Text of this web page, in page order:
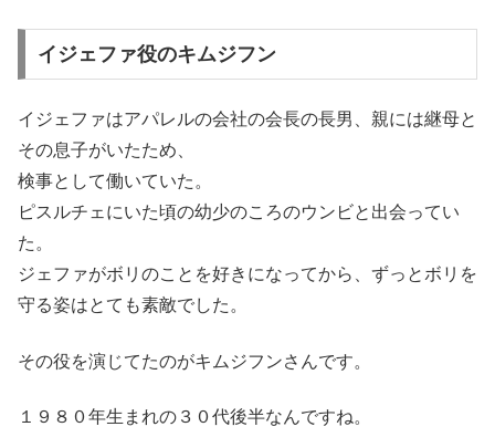
イジェファ役のキムジフン
イジェファはアパレルの会社の会長の長男、親には継母と
その息子がいたため、
検事として働いていた。
ピスルチェにいた頃の幼少のころのウンビと出会ってい
た。
ジェファがボリのことを好きになってから、ずっとボリを
守る姿はとても素敵でした。
その役を演じてたのがキムジフンさんです。
１９８０年生まれの３０代後半なんですね。